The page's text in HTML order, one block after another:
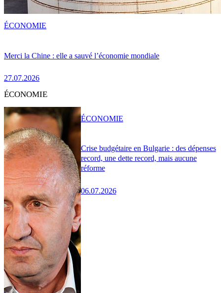
Merci la Chine : elle a sauvé l’économie mondiale
27.07.2026
ÉCONOMIE
ÉCONOMIE
Crise budgétaire en Bulgarie : des dépenses
record, une dette record, mais aucune
réforme
06.07.2026
ÉCONOMIE